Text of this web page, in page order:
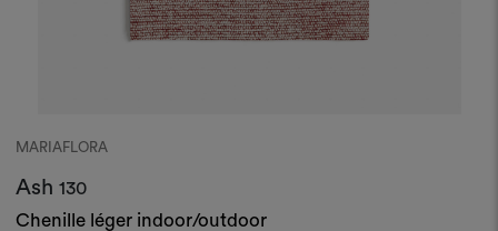
MARIAFLORA
Ash130
Chenille léger indoor/outdoor